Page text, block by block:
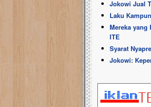
Jokowi Jual
Laku
Mereka yang
ITE
Syarat
Jokowi: